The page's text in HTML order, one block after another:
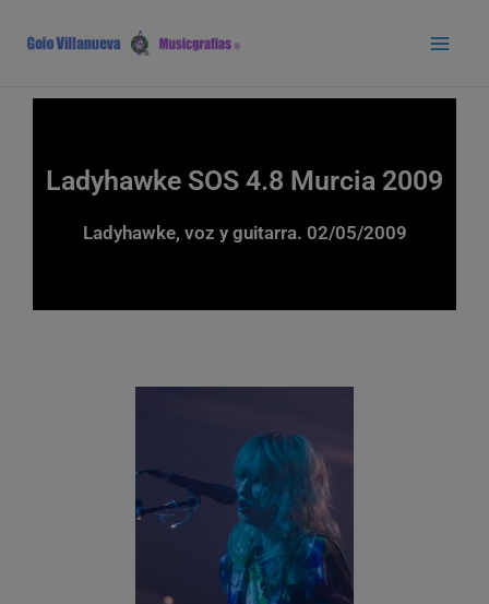
contenido
Ladyhawke SOS 4.8 Murcia 2009
Ladyhawke, voz y guitarra. 02/05/2009